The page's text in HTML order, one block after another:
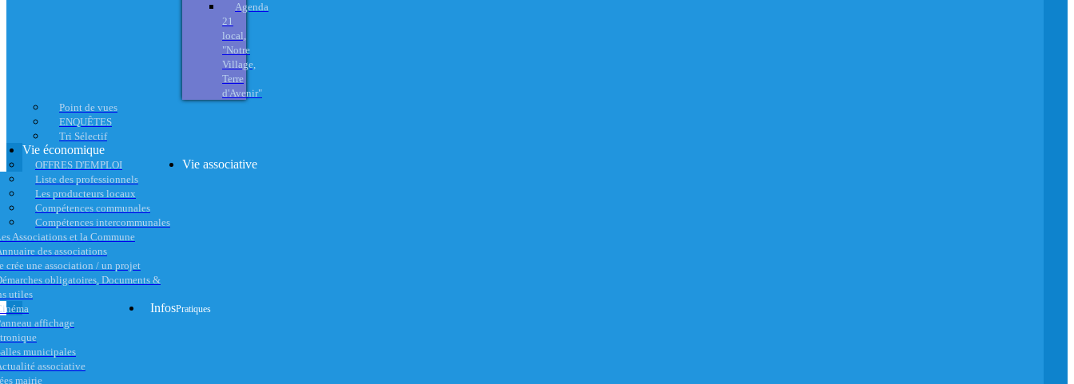
Agenda
21
local,
"Notre
Village,
Terre
d'Avenir"
Point de vues
ENQUÊTES
Tri Sélectif
Vie économique
OFFRES D'EMPLOI
Liste des professionnels
Les producteurs locaux
Compétences communales
Compétences intercommunales
Vie associative
Associations et la Commune
des associations
crée une association / un projet
obligatoires, Documents &
utiles
affichage
municipales
associative
InfosPratiques
mairie